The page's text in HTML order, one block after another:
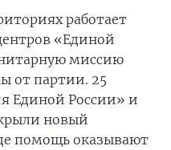
работает
«Единой
миссию
от партии. 25
Единой России» и
новый
помощь оказывают